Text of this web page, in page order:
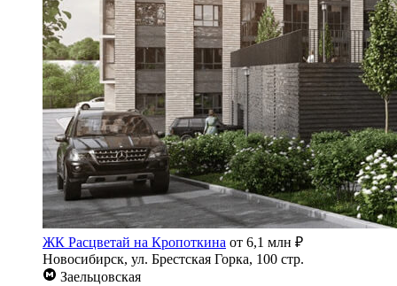
ЖК Расцветай на Кропоткина от 6,1 млн ₽
Новосибирск, ул. Брестская Горка, 100 стр.
Заельцовская